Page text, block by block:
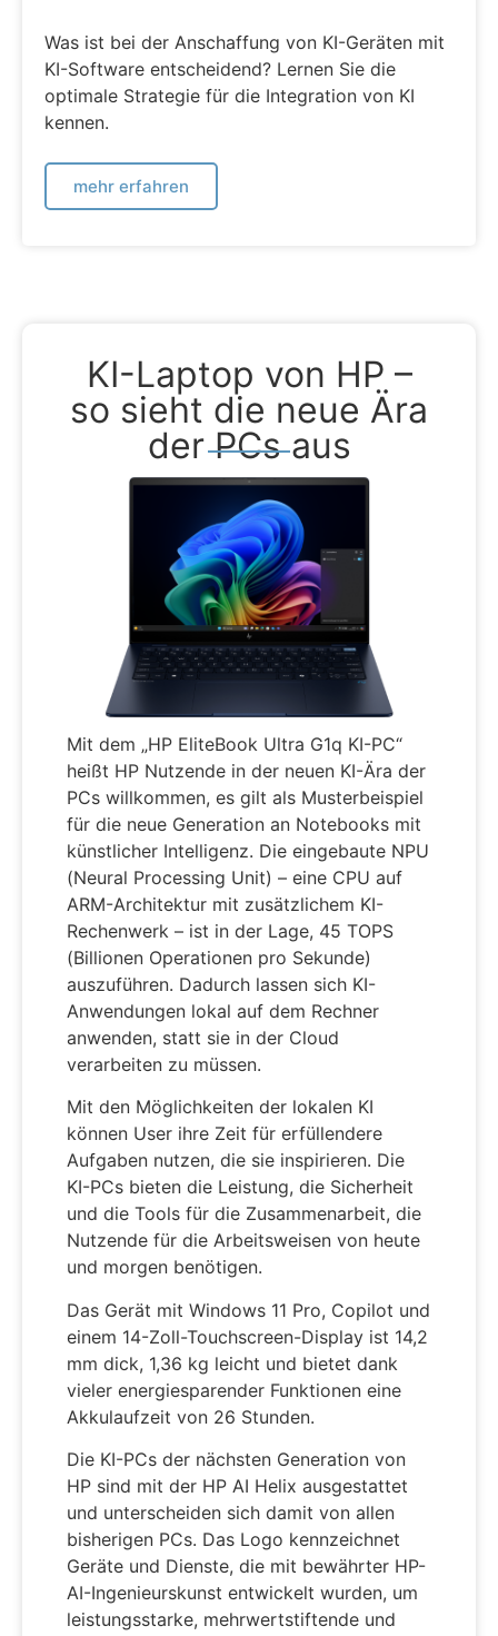
Was ist bei der Anschaffung von KI-Geräten mit
KI-Software entscheidend? Lernen Sie die
optimale Strategie für die Integration von KI
kennen.
mehr erfahren
KI-Laptop von HP –
so sieht die neue Ära
der PCs aus
Mit dem „HP EliteBook Ultra G1q KI-PC“
heißt HP Nutzende in der neuen KI-Ära der
PCs willkommen, es gilt als Musterbeispiel
für die neue Generation an Notebooks mit
künstlicher Intelligenz. Die eingebaute NPU
(Neural Processing Unit) – eine CPU auf
ARM-Architektur mit zusätzlichem KI-
Rechenwerk – ist in der Lage, 45 TOPS
(Billionen Operationen pro Sekunde)
auszuführen. Dadurch lassen sich KI-
Anwendungen lokal auf dem Rechner
anwenden, statt sie in der Cloud
verarbeiten zu müssen.
Mit den Möglichkeiten der lokalen KI
können User ihre Zeit für erfüllendere
Aufgaben nutzen, die sie inspirieren. Die
KI-PCs bieten die Leistung, die Sicherheit
und die Tools für die Zusammenarbeit, die
Nutzende für die Arbeitsweisen von heute
und morgen benötigen.
Das Gerät mit Windows 11 Pro, Copilot und
einem 14-Zoll-Touchscreen-Display ist 14,2
mm dick, 1,36 kg leicht und bietet dank
vieler energiesparender Funktionen eine
Akkulaufzeit von 26 Stunden.
Die KI-PCs der nächsten Generation von
HP sind mit der HP AI Helix ausgestattet
und unterscheiden sich damit von allen
bisherigen PCs. Das Logo kennzeichnet
Geräte und Dienste, die mit bewährter HP-
AI-Ingenieurskunst entwickelt wurden, um
leistungsstarke, mehrwertstiftende und